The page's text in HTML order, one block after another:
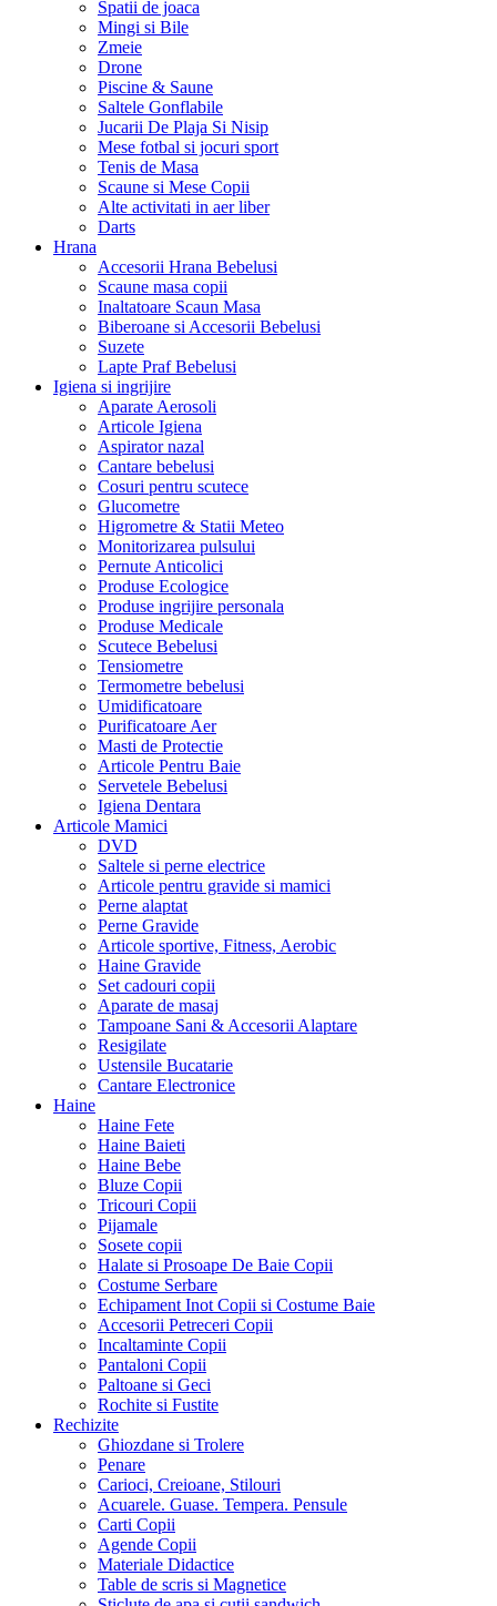
Spatii de joaca
Mingi si Bile
Zmeie
Drone
Piscine & Saune
Saltele Gonflabile
Jucarii De Plaja Si Nisip
Mese fotbal si jocuri sport
Tenis de Masa
Scaune si Mese Copii
Alte activitati in aer liber
Darts
Hrana
Accesorii Hrana Bebelusi
Scaune masa copii
Inaltatoare Scaun Masa
Biberoane si Accesorii Bebelusi
Suzete
Lapte Praf Bebelusi
Igiena si ingrijire
Aparate Aerosoli
Articole Igiena
Aspirator nazal
Cantare bebelusi
Cosuri pentru scutece
Glucometre
Higrometre & Statii Meteo
Monitorizarea pulsului
Pernute Anticolici
Produse Ecologice
Produse ingrijire personala
Produse Medicale
Scutece Bebelusi
Tensiometre
Termometre bebelusi
Umidificatoare
Purificatoare Aer
Masti de Protectie
Articole Pentru Baie
Servetele Bebelusi
Igiena Dentara
Articole Mamici
DVD
Saltele si perne electrice
Articole pentru gravide si mamici
Perne alaptat
Perne Gravide
Articole sportive, Fitness, Aerobic
Haine Gravide
Set cadouri copii
Aparate de masaj
Tampoane Sani & Accesorii Alaptare
Resigilate
Ustensile Bucatarie
Cantare Electronice
Haine
Haine Fete
Haine Baieti
Haine Bebe
Bluze Copii
Tricouri Copii
Pijamale
Sosete copii
Halate si Prosoape De Baie Copii
Costume Serbare
Echipament Inot Copii si Costume Baie
Accesorii Petreceri Copii
Incaltaminte Copii
Pantaloni Copii
Paltoane si Geci
Rochite si Fustite
Rechizite
Ghiozdane si Trolere
Penare
Carioci, Creioane, Stilouri
Acuarele. Guase. Tempera. Pensule
Carti Copii
Agende Copii
Materiale Didactice
Table de scris si Magnetice